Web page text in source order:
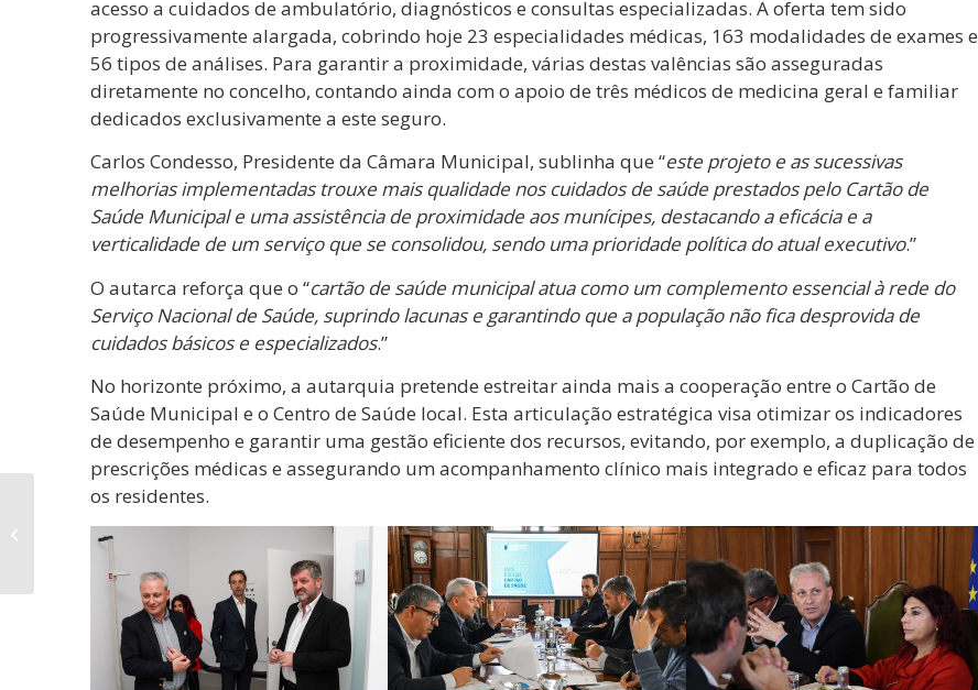
acesso a cuidados de ambulatório, diagnósticos e consultas especializadas. A oferta tem sido
progressivamente alargada, cobrindo hoje 23 especialidades médicas, 163 modalidades de exames e
56 tipos de análises. Para garantir a proximidade, várias destas valências são asseguradas
diretamente no concelho, contando ainda com o apoio de três médicos de medicina geral e familiar
dedicados exclusivamente a este seguro.
Carlos Condesso, Presidente da Câmara Municipal, sublinha que “este projeto e as sucessivas
melhorias implementadas trouxe mais qualidade nos cuidados de saúde prestados pelo Cartão de
Saúde Municipal e uma assistência de proximidade aos munícipes, destacando a eficácia e a
verticalidade de um serviço que se consolidou, sendo uma prioridade política do atual executivo.”
O autarca reforça que o “cartão de saúde municipal atua como um complemento essencial à rede do
Serviço Nacional de Saúde, suprindo lacunas e garantindo que a população não fica desprovida de
cuidados básicos e especializados.”
No horizonte próximo, a autarquia pretende estreitar ainda mais a cooperação entre o Cartão de
Saúde Municipal e o Centro de Saúde local. Esta articulação estratégica visa otimizar os indicadores
de desempenho e garantir uma gestão eficiente dos recursos, evitando, por exemplo, a duplicação de
prescrições médicas e assegurando um acompanhamento clínico mais integrado e eficaz para todos
os residentes.
Câmara Municipal
financia reabilitação
do antigo Quartel da
Guarda Fiscal...